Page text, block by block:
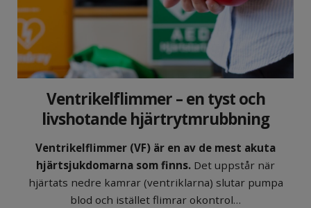
Ventrikelflimmer – en tyst och
livshotande hjärtrytmrubbning
Ventrikelflimmer (VF) är en av de mest akuta
hjärtsjukdomarna som finns. Det uppstår när
hjärtats nedre kamrar (ventriklarna) slutar pumpa
blod och istället flimrar okontrol…